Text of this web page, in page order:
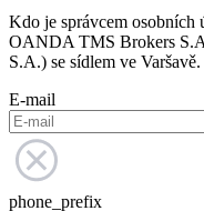
Kdo je správcem osobních
OANDA TMS Brokers
S.A.) se sídlem ve Varšavě.
E-mail
phone_prefix